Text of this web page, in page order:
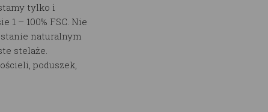
tylko i
1 – 100% FSC. Nie
naturalnym
stelaże.
poduszek,